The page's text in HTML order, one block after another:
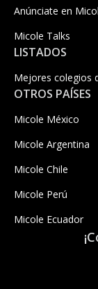
Anúnciate en
Micole Talks
LISTADOS
Mejores colegios
OTROS PAÍSES
Micole México
Micole Argentina
Micole Chile
Micole Perú
Micole Ecuador